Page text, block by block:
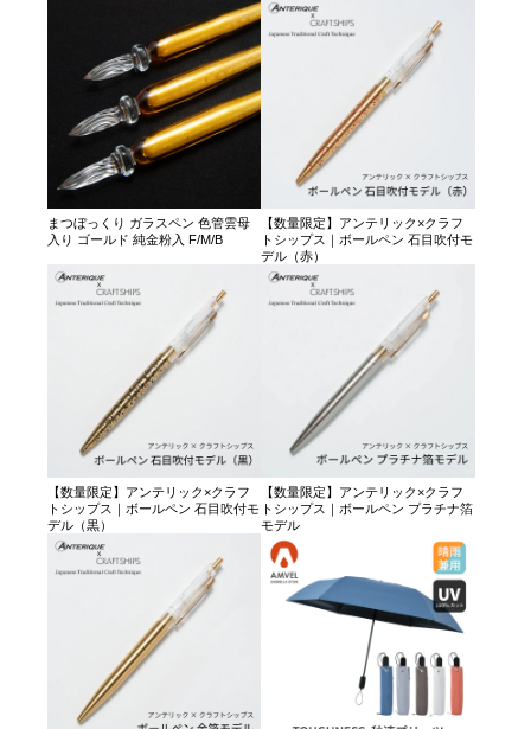
まつぼっくり ガラスペン 色管雲母
入り ゴールド 純金粉入 F/M/B
【数量限定】アンテリック×クラフ
トシップス｜ボールペン 石目吹付モ
デル（赤）
【数量限定】アンテリック×クラフ
トシップス｜ボールペン 石目吹付モ
デル（黒）
【数量限定】アンテリック×クラフ
トシップス｜ボールペン プラチナ箔
モデル